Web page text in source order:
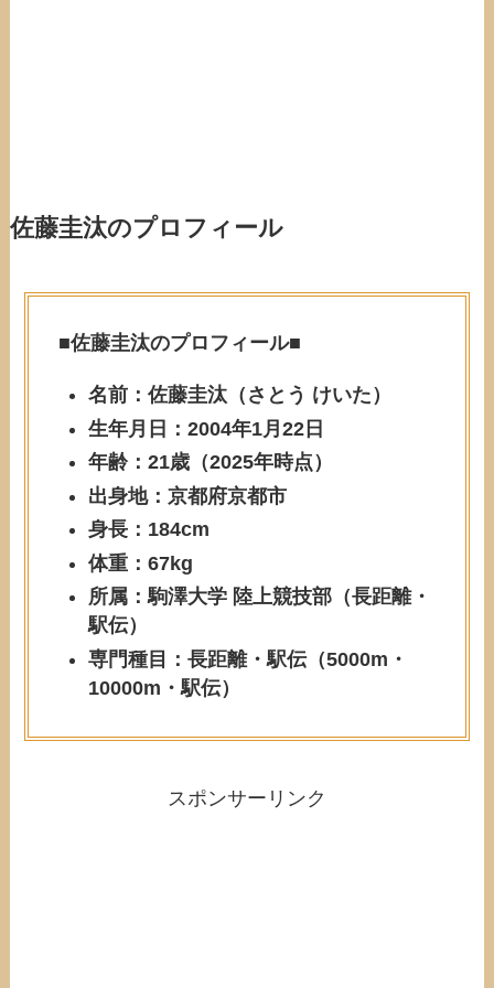
佐藤圭汰のプロフィール
■佐藤圭汰のプロフィール■
名前：佐藤圭汰（さとう けいた）
生年月日：2004年1月22日
年齢：21歳（2025年時点）
出身地：京都府京都市
身長：184cm
体重：67kg
所属：駒澤大学 陸上競技部（長距離・
駅伝）
専門種目：長距離・駅伝（5000m・
10000m・駅伝）
スポンサーリンク